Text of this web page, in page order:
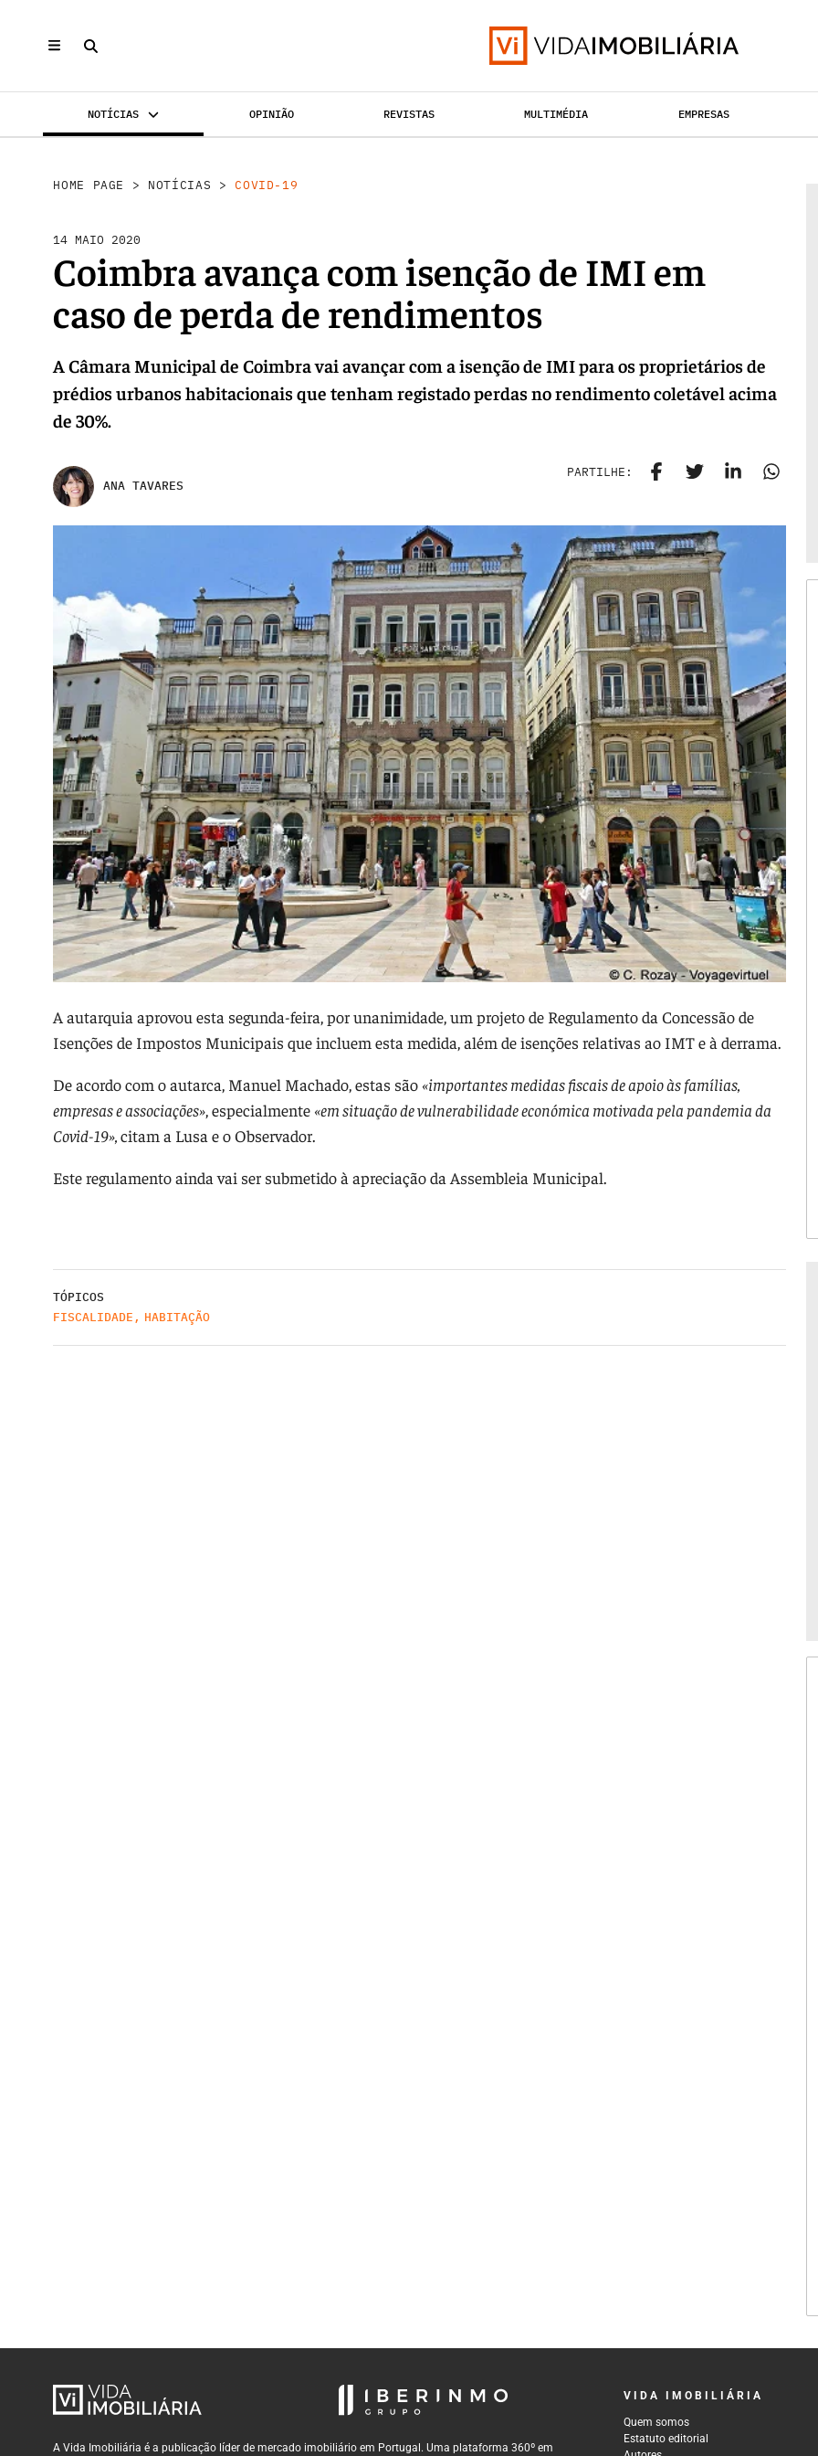
NOTÍCIAS OPINIÃO REVISTAS MULTIMÉDIA EMPRESAS
HOME PAGE > NOTÍCIAS > COVID-19
14 MAIO 2020
Coimbra avança com isenção de IMI em
caso de perda de rendimentos
A Câmara Municipal de Coimbra vai avançar com a isenção de IMI para os proprietários de
prédios urbanos habitacionais que tenham registado perdas no rendimento coletável acima
de 30%.
ANA TAVARES
PARTILHE:
A autarquia aprovou esta segunda-feira, por unanimidade, um projeto de Regulamento da Concessão de
Isenções de Impostos Municipais que incluem esta medida, além de isenções relativas ao IMT e à derrama.
De acordo com o autarca, Manuel Machado, estas são «importantes medidas fiscais de apoio às famílias,
empresas e associações» , especialmente «em situação de vulnerabilidade económica motivada pela pandemia da
Covid-19»,citam a Lusa e o Observador.
Este regulamento ainda vai ser submetido à apreciação da Assembleia Municipal.
TÓPICOS
FISCALIDADE , HABITAÇÃO
A Vida Imobiliária é a publicação líder de mercado imobiliário em Portugal. Uma plataforma 360º em
VIDA IMOBILIÁRIA
Quem somos
Estatuto editorial